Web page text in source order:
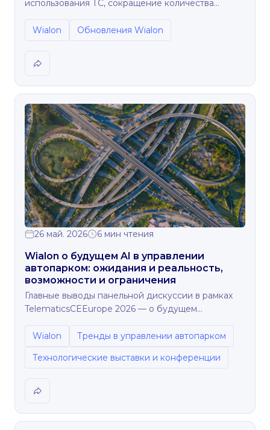
использования ТС, сокращение количества
телематических услуг и другие обновления.
Wialon Обновления Wialon
26 май. 2026 6 мин чтения
Wialon о будущем AI в управлении
автопарком: ожидания и реальность,
возможности и ограничения
Главные выводы панельной дискуссии в рамках
TelematicsCEEurope 2026 — о будущем
Wialon
Тренды в управлении автопарком
Технологические выставки и конференции